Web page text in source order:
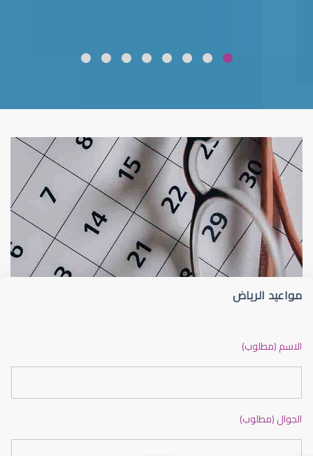
قلوبال لرعاية العين ضعف نظر
مواعيد الرياض
الاسم (مطلوب)
الجوال (مطلوب)